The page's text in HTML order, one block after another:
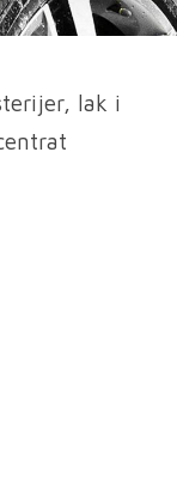
lak i